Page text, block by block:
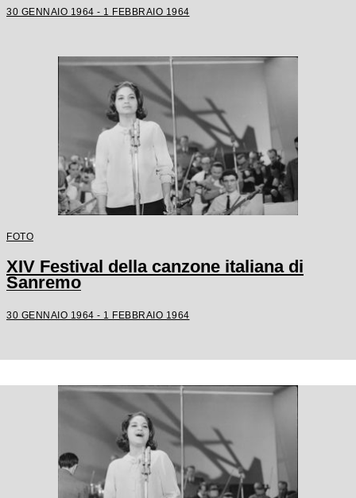
30 GENNAIO 1964 - 1 FEBBRAIO 1964
FOTO
XIV Festival della canzone italiana di
Sanremo
30 GENNAIO 1964 - 1 FEBBRAIO 1964